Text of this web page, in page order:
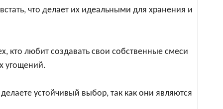
что делает их идеальными для хранения и
кто любит создавать свои собственные смеси
угощений.
устойчивый выбор, так как они являются